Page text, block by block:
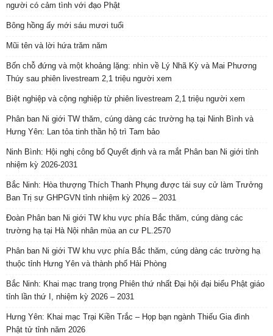
người có cảm tình với đạo Phật
Bông hồng ấy mới sáu mươi tuổi
Mũi tên và lời hứa trăm năm
Bốn chỗ đứng và một khoảng lặng: nhìn về Lý Nhã Kỳ và Mai Phương
Thúy sau phiên livestream 2,1 triệu người xem
Biệt nghiệp và cộng nghiệp từ phiên livestream 2,1 triệu người xem
Phân ban Ni giới TW thăm, cúng dàng các trường hạ tại Ninh Bình và
Hưng Yên: Lan tỏa tinh thần hộ trì Tam bảo
Ninh Bình: Hội nghị công bố Quyết định và ra mắt Phân ban Ni giới tỉnh
nhiệm kỳ 2026-2031
Bắc Ninh: Hòa thượng Thích Thanh Phụng được tái suy cử làm Trưởng
Ban Trị sự GHPGVN tỉnh nhiệm kỳ 2026 – 2031
Đoàn Phân ban Ni giới TW khu vực phía Bắc thăm, cúng dàng các
trường hạ tại Hà Nội nhân mùa an cư PL.2570
Phân ban Ni giới TW khu vực phía Bắc thăm, cúng dàng các trường hạ
thuộc tỉnh Hưng Yên và thành phố Hải Phòng
Bắc Ninh: Khai mạc trang trọng Phiên thứ nhất Đại hội đại biểu Phật giáo
tỉnh lần thứ I, nhiệm kỳ 2026 – 2031
Hưng Yên: Khai mạc Trại Kiền Trắc – Họp bạn ngành Thiếu Gia đình
Phật tử tỉnh năm 2026